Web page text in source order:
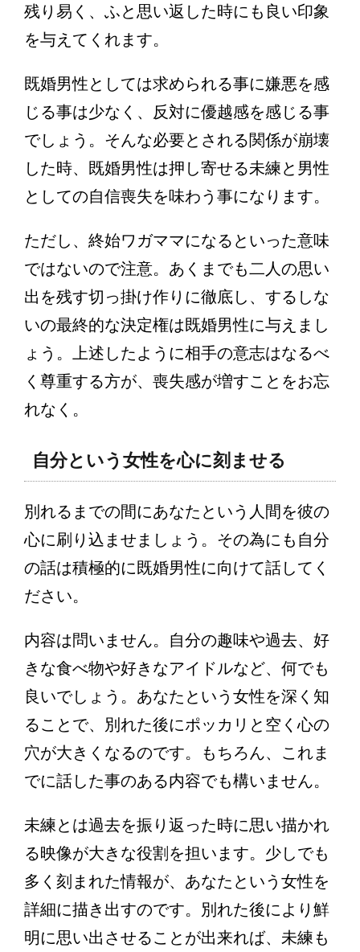
残り易く、ふと思い返した時にも良い印象
を与えてくれます。
既婚男性としては求められる事に嫌悪を感
じる事は少なく、反対に優越感を感じる事
でしょう。そんな必要とされる関係が崩壊
した時、既婚男性は押し寄せる未練と男性
としての自信喪失を味わう事になります。
ただし、終始ワガママになるといった意味
ではないので注意。あくまでも二人の思い
出を残す切っ掛け作りに徹底し、するしな
いの最終的な決定権は既婚男性に与えまし
ょう。上述したように相手の意志はなるべ
く尊重する方が、喪失感が増すことをお忘
れなく。
自分という女性を心に刻ませる
別れるまでの間にあなたという人間を彼の
心に刷り込ませましょう。その為にも自分
の話は積極的に既婚男性に向けて話してく
ださい。
内容は問いません。自分の趣味や過去、好
きな食べ物や好きなアイドルなど、何でも
良いでしょう。あなたという女性を深く知
ることで、別れた後にポッカリと空く心の
穴が大きくなるのです。もちろん、これま
でに話した事のある内容でも構いません。
未練とは過去を振り返った時に思い描かれ
る映像が大きな役割を担います。少しでも
多く刻まれた情報が、あなたという女性を
詳細に描き出すのです。別れた後により鮮
明に思い出させることが出来れば、未練も